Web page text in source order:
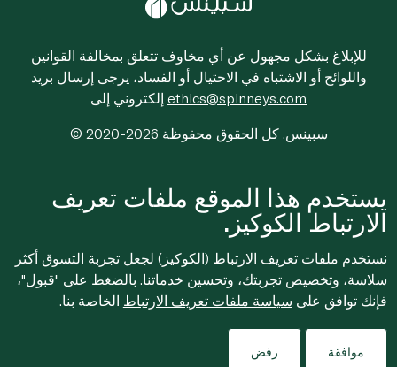
للإبلاغ بشكل مجهول عن أي مخاوف تتعلق بمخالفة القوانين
واللوائح أو الاشتباه في الاحتيال أو الفساد، يرجى إرسال بريد
ethics@spinneys.com
© 2020-2026 سبينس. كل الحقوق محفوظة
يستخدم هذا الموقع ملفات تعريف
الارتباط الكوكيز.
نستخدم ملفات تعريف الارتباط (الكوكيز) لجعل تجربة التسوق أكثر
سلاسة، وتخصيص تجربتك، وتحسين خدماتنا. بالضغط على "قبول"،
فإنك توافق على سياسة ملفات تعريف الارتباط الخاصة بنا.
موافقة رفض